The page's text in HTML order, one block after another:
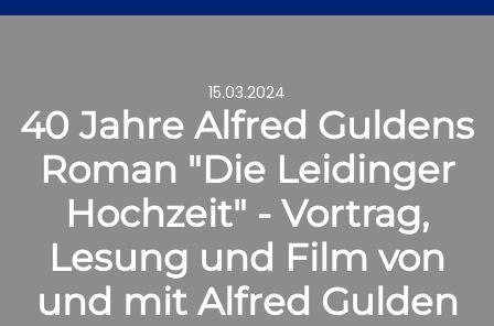
15.03.2024
40 Jahre Alfred Guldens
Roman "Die Leidinger
Hochzeit" - Vortrag,
Lesung und Film von
und mit Alfred Gulden